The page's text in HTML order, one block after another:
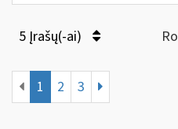
5 Įrašų(-ai)
1 2 3